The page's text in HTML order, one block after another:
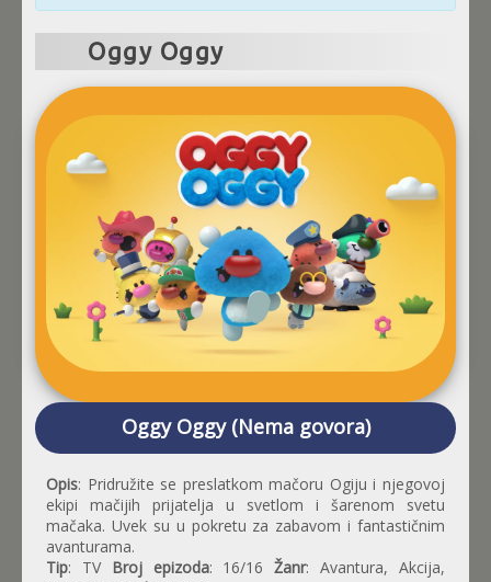
Oggy Oggy
Oggy Oggy (Nema govora)
Opis: Pridružite se preslatkom mačoru Ogiju i njegovoj
ekipi mačijih prijatelja u svetlom i šarenom svetu
mačaka. Uvek su u pokretu za zabavom i fantastičnim
avanturama.
Tip: TV Broj epizoda: 16/16Žanr: Avantura, Akcija,